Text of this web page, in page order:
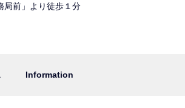
局前」より徒歩１分
Information